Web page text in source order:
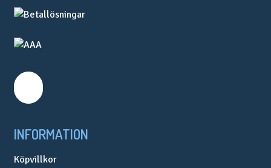
INFORMATION
Köpvillkor